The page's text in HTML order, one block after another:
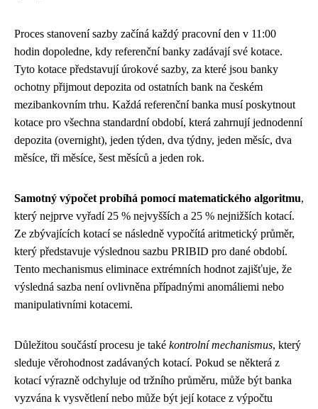
Proces stanovení sazby začíná každý pracovní den v 11:00
hodin dopoledne, kdy referenční banky zadávají své kotace.
Tyto kotace představují úrokové sazby, za které jsou banky
ochotny přijmout depozita od ostatních bank na českém
mezibankovním trhu. Každá referenční banka musí poskytnout
kotace pro všechna standardní období, která zahrnují jednodenní
depozita (overnight), jeden týden, dva týdny, jeden měsíc, dva
měsíce, tři měsíce, šest měsíců a jeden rok.
Samotný výpočet probíhá pomocí matematického algoritmu,
který nejprve vyřadí 25 % nejvyšších a 25 % nejnižších kotací.
Ze zbývajících kotací se následně vypočítá aritmetický průměr,
který představuje výslednou sazbu PRIBID pro dané období.
Tento mechanismus eliminace extrémních hodnot zajišťuje, že
výsledná sazba není ovlivněna případnými anomáliemi nebo
manipulativními kotacemi.
Důležitou součástí procesu je také kontrolní mechanismus, který
sleduje věrohodnost zadávaných kotací. Pokud se některá z
kotací výrazně odchyluje od tržního průměru, může být banka
vyzvána k vysvětlení nebo může být její kotace z výpočtu